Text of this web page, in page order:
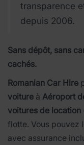
transparence
depuis 2006.
Sans dépôt, sans
cachés.
Romanian Car Hire
voiture à Aéroport
voitures de location
flotte. Vous pouvez
avec assurance